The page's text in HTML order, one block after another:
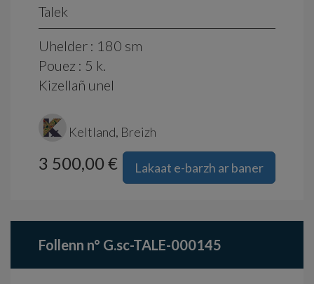
Talek
Uhelder : 180 sm
Pouez : 5 k.
Kizellañ unel
Keltland, Breizh
Lakaat e-barzh ar baner
3 500,00 €
Follenn n° G.sc-TALE-000145